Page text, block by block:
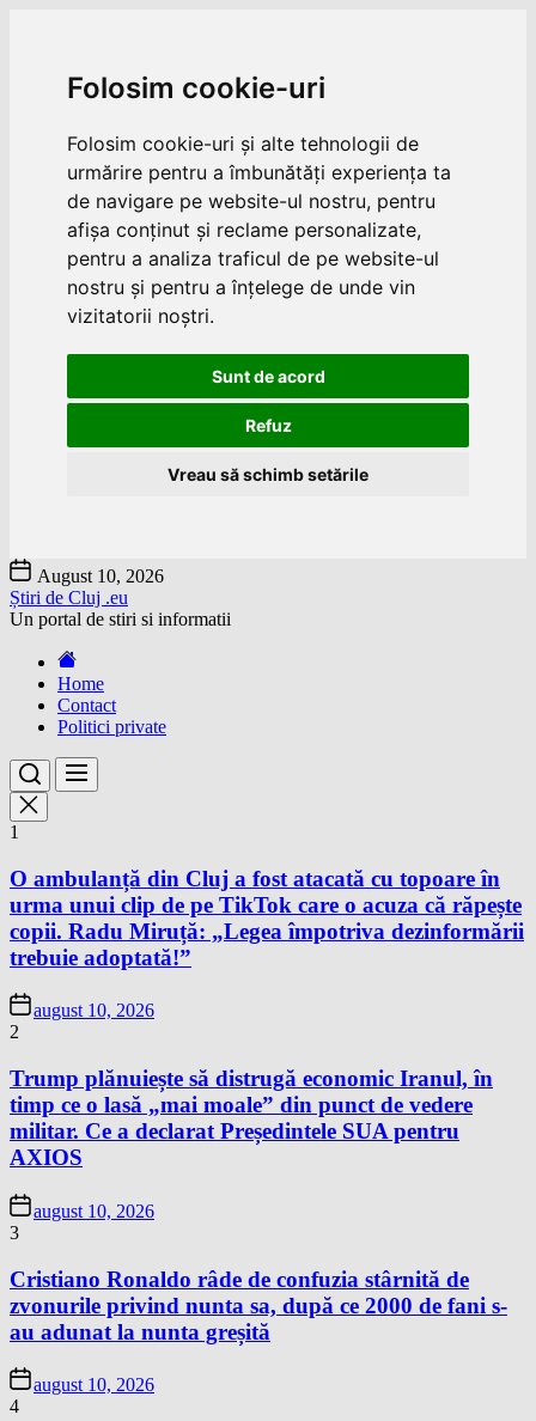
Folosim cookie-uri
Folosim cookie-uri și alte tehnologii de
urmărire pentru a îmbunătăți experiența ta
de navigare pe website-ul nostru, pentru
afișa conținut și reclame personalizate,
pentru a analiza traficul de pe website-ul
nostru și pentru a înțelege de unde vin
vizitatorii noștri.
Sunt de acord
Refuz
Vreau să schimb setările
Skip
to
the
content
August 10, 2026
Știri de Cluj .eu
Un portal de stiri si informatii
Home
Contact
Politici private
1
O ambulanță din Cluj a fost atacată cu topoare în
urma unui clip de pe TikTok care o acuza că răpește
copii. Radu Miruță: „Legea împotriva dezinformării
trebuie adoptată!”
august 10, 2026
2
Trump plănuiește să distrugă economic Iranul, în
timp ce o lasă „mai moale” din punct de vedere
militar. Ce a declarat Președintele SUA pentru
AXIOS
august 10, 2026
3
Cristiano Ronaldo râde de confuzia stârnită de
zvonurile privind nunta sa, după ce 2000 de fani s-
au adunat la nunta greșită
august 10, 2026
4